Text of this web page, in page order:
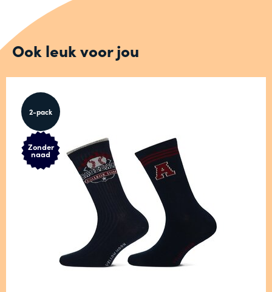
Ook leuk voor jou
2-pack
Zonder
naad